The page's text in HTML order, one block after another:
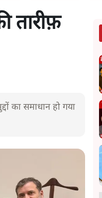
तारीफ़
का समाधान हो गया